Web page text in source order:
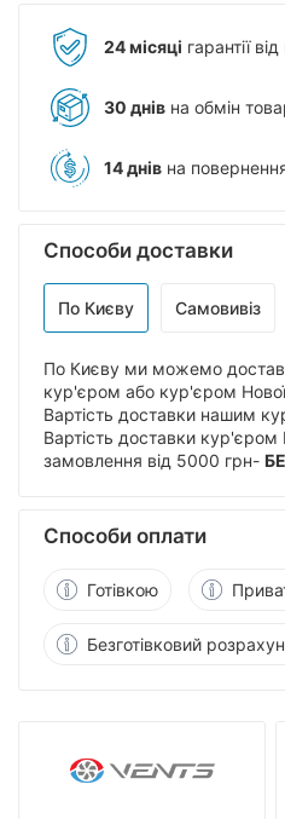
24 місяці гарантії
30 днів на обмін
14 днів на
Способи доставки
По Києву Самовивіз
По Києву ми можемо
кур'єром або кур'єром
Вартість доставки нашим
Вартість доставки кур'єром
замовлення від 5000 грн-
Способи оплати
Готівкою
Безготівковий